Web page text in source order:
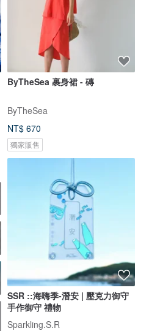
ByTheSea 裹身裙 - 磚
ByTheSea
NT$ 670
獨家販售
SSR ::海嗨季-潛安 | 壓克力御守
手作御守 禮物
Sparkling.S.R